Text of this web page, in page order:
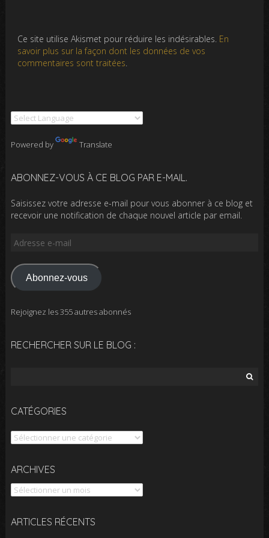
Ce site utilise Akismet pour réduire les indésirables. En
savoir plus sur la façon dont les données de vos
commentaires sont traitées.
Powered by Translate
ABONNEZ-VOUS À CE BLOG PAR E-MAIL.
Saisissez votre adresse e-mail pour vous abonner à ce blog et
recevoir une notification de chaque nouvel article par email.
Adresse
mail
Abonnez-vous
Rejoignez les 355 autres abonnés
RECHERCHER SUR LE BLOG :
CATÉGORIES
Catégories
ARCHIVES
Archives
ARTICLES RÉCENTS